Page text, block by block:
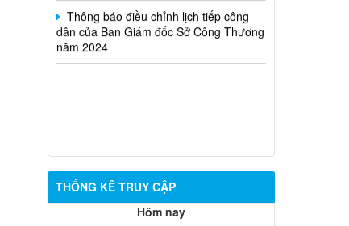
năm 2024
THỐNG KÊ TRUY CẬP
Hôm nay